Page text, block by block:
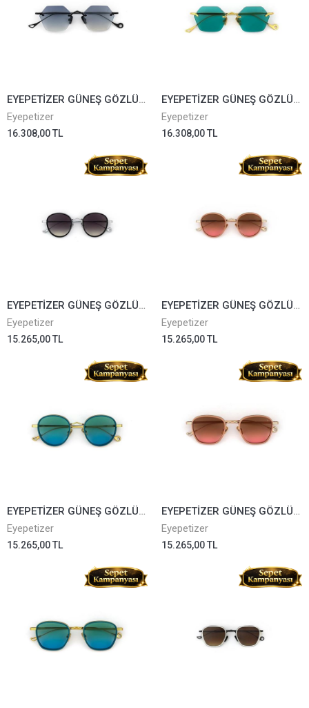
EYEPETİZER GÜNEŞ GÖZLÜĞÜ CARNABY 6-51
Eyepetizer
16.308,00 TL
EYEPETİZER GÜNEŞ GÖZLÜĞÜ CARNABY 4-56
Eyepetizer
16.308,00 TL
EYEPETİZER GÜNEŞ GÖZLÜĞÜ FLAME A-1-27
Eyepetizer
15.265,00 TL
EYEPETİZER GÜNEŞ GÖZLÜĞÜ FLAME Q-9-44
Eyepetizer
15.265,00 TL
EYEPETİZER GÜNEŞ GÖZLÜĞÜ FLAME T-4-43
Eyepetizer
15.265,00 TL
EYEPETİZER GÜNEŞ GÖZLÜĞÜ GLIDE Q-9-44
Eyepetizer
15.265,00 TL